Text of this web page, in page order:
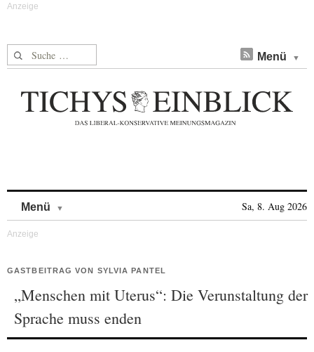
Suche nach: Menü
Menü Sa, 8. Aug 2026
GASTBEITRAG VON SYLVIA PANTEL
„Menschen mit Uterus“: Die Verunstaltung der
Sprache muss enden